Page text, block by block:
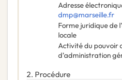
Adresse
dmp@marseille.fr
Forme juridique de
locale
Activité du pouvoir
d’administration
2. Procédure